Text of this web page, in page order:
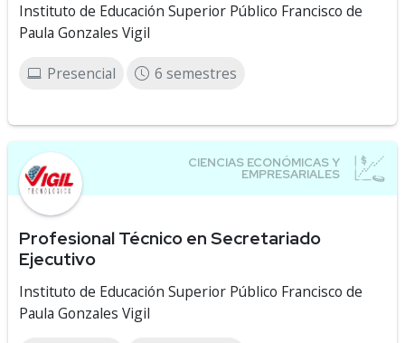
Instituto de Educación Superior Público Francisco de
Paula Gonzales Vigil
Presencial 6 semestres
Profesional Técnico en Secretariado
Ejecutivo
Instituto de Educación Superior Público Francisco de
Paula Gonzales Vigil